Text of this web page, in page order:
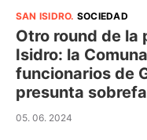
SAN ISIDRO. SOCIEDAD
Otro round de la
Isidro: la
funcionarios de
presunta
05. 06. 2024